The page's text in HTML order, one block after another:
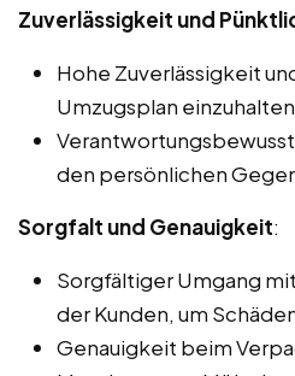
Zuverlässigkeit und
Hohe Zuverlässigkeit
Umzugsplan
den persönlichen
Sorgfalt und Genauigkeit:
Sorgfältiger Umgang
der Kunden, um
Genauigkeit beim